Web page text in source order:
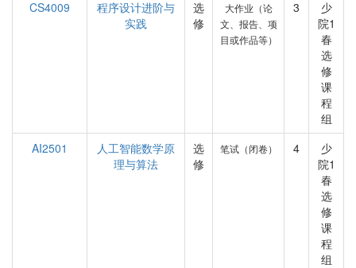
CS4009
程序设计进阶与
实践
选
修
大作业（论
文、报告、项
目或作品等）
3
少
院1
春
选
修
课
程
组
AI2501
人工智能数学原
理与算法
选
修
笔试（闭卷） 4
少
院1
春
选
修
课
程
组